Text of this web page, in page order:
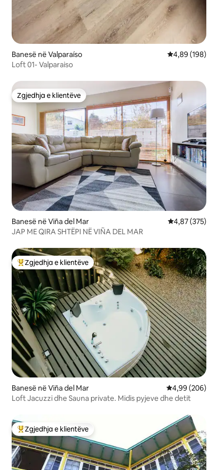
Banesë në Valparaíso Vlerësimi
4,89 (198)
Loft 01- Valparaiso
Zgjedhja e klientëve
Zgjedhja e klientëve
Banesë në Viña del Mar Vlerësimi
4,87 (375)
JAP ME QIRA SHTËPI NË VIÑA DEL MAR
Më të mirat e zgjedhjeve të klientëve
Zgjedhja e klientëve
Banesë në Viña del Mar Vlerësimi
4,99 (206)
Loft Jacuzzi dhe Sauna private. Midis pyjeve dhe detit
Më të mirat e zgjedhjeve të klientëve
Zgjedhja e klientëve